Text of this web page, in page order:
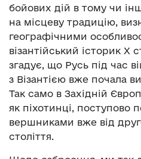
бойових дій в тому чи
на місцеву традицію,
географічними
візантійський історик Х
згадує, що Русь під час
з Візантією вже почала
Так само в Західній
як піхотинці, поступово
вершниками вже від
століття.